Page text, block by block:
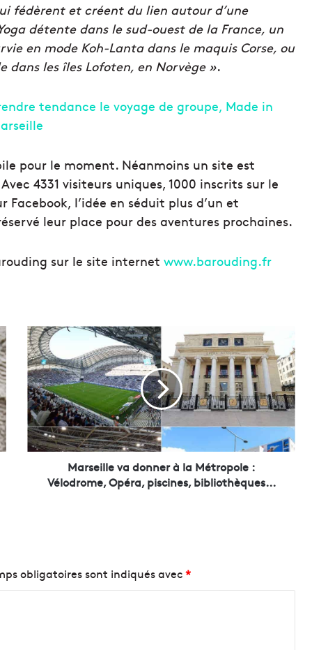
fédèrent et créent du lien autour d’une
détente dans le sud-ouest de la France, un
en mode Koh-Lanta dans le maquis Corse, ou
dans les îles Lofoten, en Norvège ».
pour le moment. Néanmoins un site est
4331 visiteurs uniques, 1000 inscrits sur le
Facebook, l’idée en séduit plus d’un et
leur place pour des aventures prochaines.
sur le site internet www.barouding.fr
M
a
r
s
e
i
l
l
e
r
à
Marseille va donner à la Métropole :
Vélodrome, Opéra, piscines, bibliothèques...
obligatoires sont indiqués avec*